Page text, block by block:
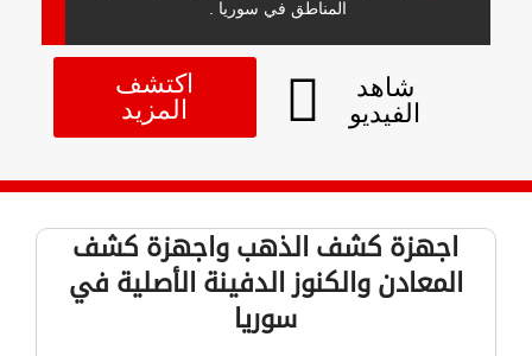
المناطق في سوريا .
اكتشف
المزيد
شاهد
الفيديو
اجهزة كشف الذهب واجهزة كشف
المعادن والكنوز الدفينة الأصلية في
سوريا